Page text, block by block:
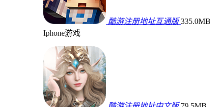
酷游注册地址互通版 335.0MB
Iphone游戏